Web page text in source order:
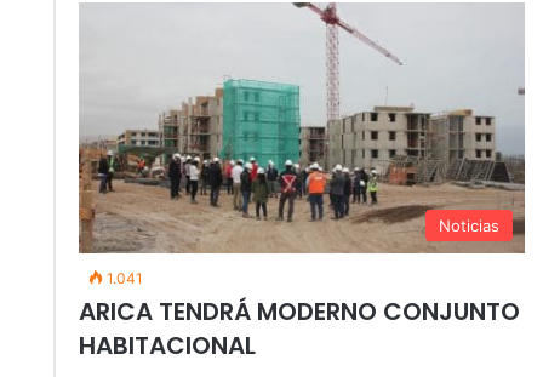
Noticias
1.041
ARICA TENDRÁ MODERNO CONJUNTO
HABITACIONAL